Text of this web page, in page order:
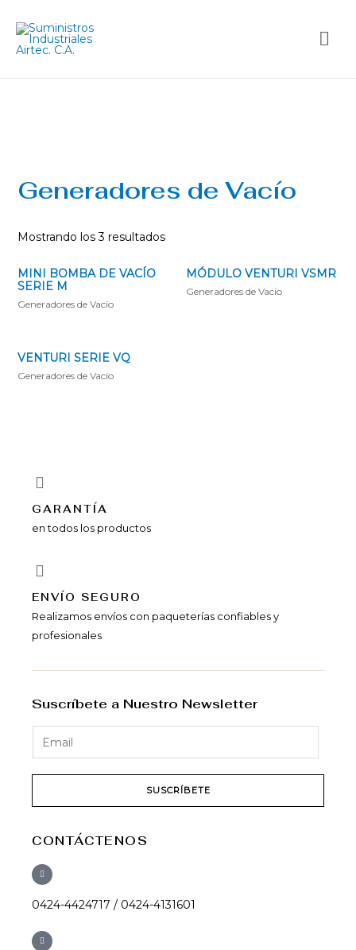
Generadores de Vací­o
Mostrando los 3 resultados
MINI BOMBA DE VACÍ­O
SERIE M
Generadores de Vací­o
MÓDULO VENTURI VSMR
Generadores de Vací­o
VENTURI SERIE VQ
Generadores de Vací­o
GARANTÍA
en todos los productos
ENVÍ­O SEGURO
Realizamos envíos con paqueterías confiables y
profesionales
Suscríbete a Nuestro Newsletter
SUSCRÍBETE
CONTÁCTENOS
0424-4424717 / 0424-4131601